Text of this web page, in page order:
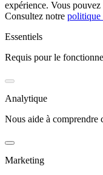
expérience. Vous pouvez
Consultez notre politique
Essentiels
Requis pour le
Analytique
Nous aide à comprendre
Marketing